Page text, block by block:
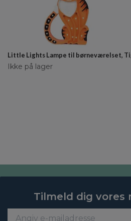
Little Lights Lampe til børneværelset,
Ikke på lager
Tilmeld dig vores